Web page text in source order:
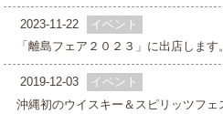
2023-11-22
イベント
「離島フェア２０２３」に出店します
2019-12-03
イベント
沖縄初のウイスキー＆スピリッツフ